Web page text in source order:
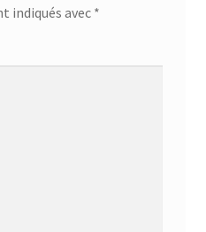
indiqués avec *